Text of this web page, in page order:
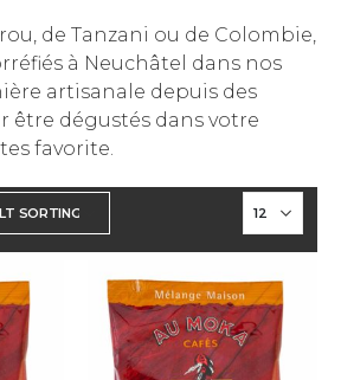
de Tanzani ou de Colombie,
à Neuchâtel dans nos
artisanale depuis des
être dégustés dans votre
favorite.
Café Colombie Pure Origine - Moulu - 250gr